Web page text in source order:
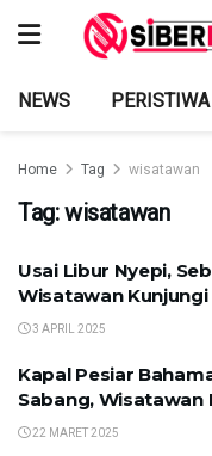
NEWS PERISTIWA
Home Tag wisatawan
Tag:wisatawan
Usai Libur Nyepi,
Wisatawan
3 APRIL 2025
Kapal Pesiar
Sabang, Wisatawan
22 MARET 2025